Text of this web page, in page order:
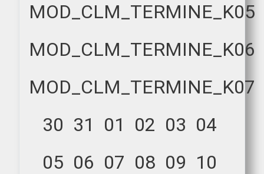
MOD_CLM_TERMINE_K05
MOD_CLM_TERMINE_K06
MOD_CLM_TERMINE_K07
30 31 01 02 03 04
05 06 07 08 09 10